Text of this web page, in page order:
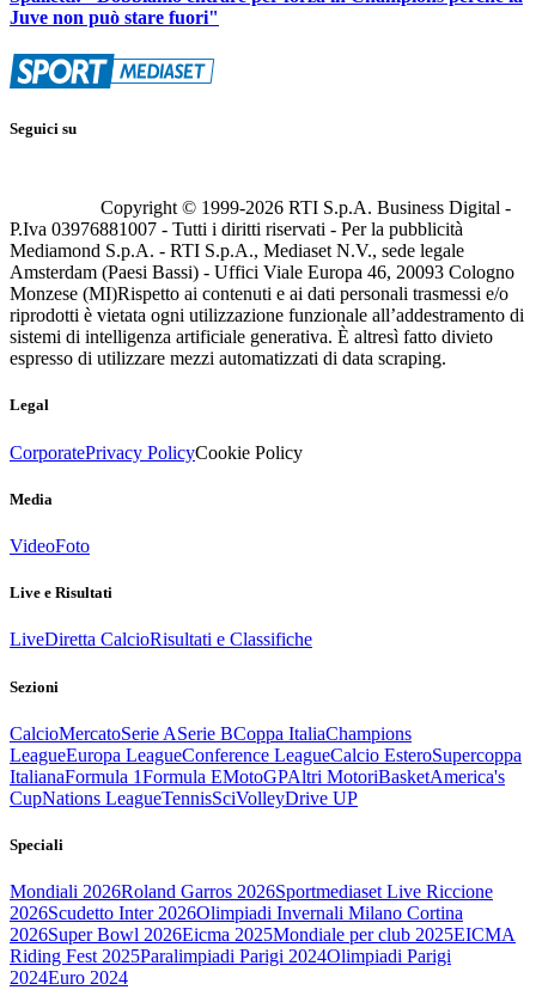
Juve non può stare fuori"
Seguici su
Copyright © 1999-2026 RTI S.p.A. Business Digital -
P.Iva 03976881007 - Tutti i diritti riservati - Per la pubblicità
Mediamond S.p.A. - RTI S.p.A., Mediaset N.V., sede legale
Amsterdam (Paesi Bassi) - Uffici Viale Europa 46, 20093 Cologno
Monzese (MI)Rispetto ai contenuti e ai dati personali trasmessi e/o
riprodotti è vietata ogni utilizzazione funzionale all’addestramento di
sistemi di intelligenza artificiale generativa. È altresì fatto divieto
espresso di utilizzare mezzi automatizzati di data scraping.
Legal
CorporatePrivacy PolicyCookie Policy
Media
VideoFoto
Live e Risultati
LiveDiretta CalcioRisultati e Classifiche
Sezioni
CalcioMercatoSerie ASerie BCoppa ItaliaChampions
LeagueEuropa LeagueConference LeagueCalcio EsteroSupercoppa
ItalianaFormula 1Formula EMotoGPAltri MotoriBasketAmerica's
CupNations LeagueTennisSciVolleyDrive UP
Speciali
Mondiali 2026Roland Garros 2026Sportmediaset Live Riccione
2026Scudetto Inter 2026Olimpiadi Invernali Milano Cortina
2026Super Bowl 2026Eicma 2025Mondiale per club 2025EICMA
Riding Fest 2025Paralimpiadi Parigi 2024Olimpiadi Parigi
2024Euro 2024